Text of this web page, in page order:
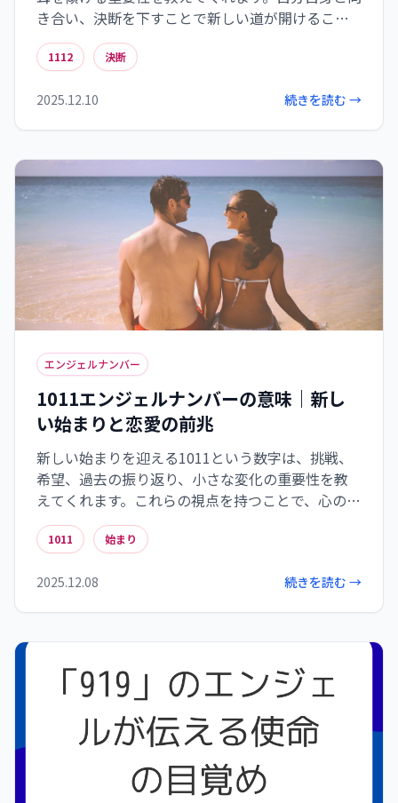
き合い、決断を下すことで新しい道が開けること
を理解しましょう。
1112 決断
2025.12.10 続きを読む →
エンジェルナンバー
1011エンジェルナンバーの意味｜新し
い始まりと恋愛の前兆
新しい始まりを迎える1011という数字は、挑戦、
希望、過去の振り返り、小さな変化の重要性を教
えてくれます。これらの視点を持つことで、心の準
備を整え、実行に移すための実用的な指針を得る
ことができます。自分自身を信じて、積極的に新し
1011 始まり
2025.12.08 続きを読む →